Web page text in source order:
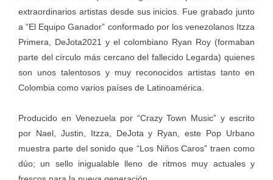
extraordinarios artistas desde sus inicios. Fue grabado junto
a “El Equipo Ganador” conformado por los venezolanos Itzza
Primera, DeJota2021 y el colombiano Ryan Roy (formaban
parte del círculo más cercano del fallecido Legarda) quienes
son unos talentosos y muy reconocidos artistas tanto en
Colombia como varios países de Latinoamérica.
Producido en Venezuela por “Crazy Town Music” y escrito
por Nael, Justin, Itzza, DeJota y Ryan, este Pop Urbano
muestra parte del sonido que “Los Niños Caros” traen como
dúo; un sello inigualable lleno de ritmos muy actuales y